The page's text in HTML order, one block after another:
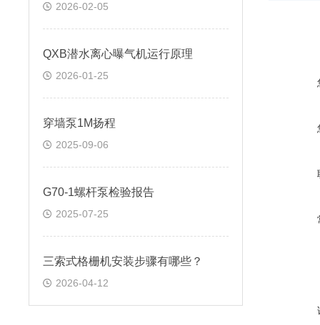
2026-02-05
QXB潜水离心曝气机运行原理
2026-01-25
穿墙泵1M扬程
2025-09-06
G70-1螺杆泵检验报告
2025-07-25
三索式格栅机安装步骤有哪些？
2026-04-12